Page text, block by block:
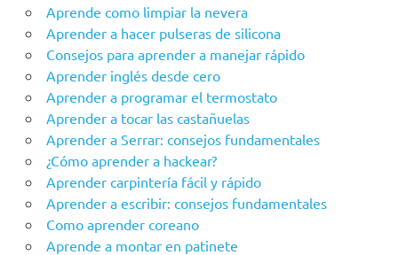
Aprende como limpiar la nevera
Aprender a hacer pulseras de silicona
Consejos para aprender a manejar rápido
Aprender inglés desde cero
Aprender a programar el termostato
Aprender a tocar las castañuelas
Aprender a Serrar: consejos fundamentales
¿Cómo aprender a hackear?
Aprender carpintería fácil y rápido
Aprender a escribir: consejos fundamentales
Como aprender coreano
Aprende a montar en patinete